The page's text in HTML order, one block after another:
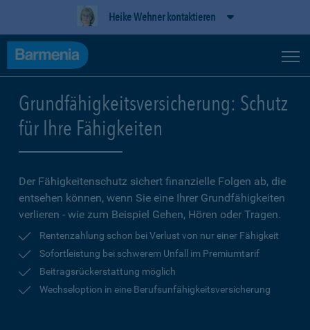
Heike Wehner kontaktieren
Grundfähigkeitsversicherung: Schutz
für Ihre Fähigkeiten
Der Fähigkeitenschutz sichert finanzielle Folgen ab, die
entsehen können, wenn Sie eine Ihrer Grundfähigkeiten
verlieren - wie zum Beispiel Gehen, Hören oder Tragen.
Rentenzahlung schon bei Verlust von nur einer Fähigkeit
Sofortleistung bei schwerem Unfall im Premiumtarif
Beitragsrückerstattung möglich
Wechseloption in eine Berufsunfähigkeitsversicherung